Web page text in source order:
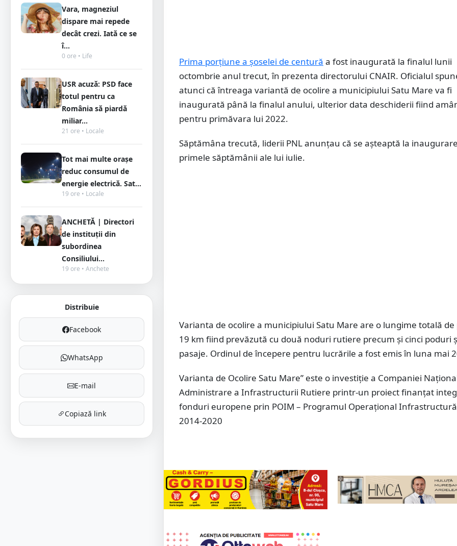
Vara, magneziul
dispare mai repede
decât crezi. Iată ce se
î...
0 ore • Life
USR acuză: PSD face
totul pentru ca
România să piardă
miliar...
21 ore • Locale
Tot mai multe orașe
reduc consumul de
energie electrică. Sat...
19 ore • Locale
ANCHETĂ | Directori
de instituții din
subordinea
Consiliului...
19 ore • Anchete
Distribuie
Facebook
WhatsApp
E-mail
Copiază link
Prima porțiune a șoselei de centură a fost inaugurată la finalul lunii
octombrie anul trecut, în prezenta directorului CNAIR. Oficialul
atunci că întreaga variantă de ocolire a municipiului Satu Mare va fi
inaugurată până la finalul anului, ulterior data deschiderii fiind
pentru primăvara lui 2022.
Săptămâna trecută, liderii PNL anunțau că se așteaptă la
primele săptămânii ale lui iulie.
Varianta de ocolire a municipiului Satu Mare are o lungime totală de
19 km fiind prevăzută cu două noduri rutiere precum și cinci poduri
pasaje. Ordinul de începere pentru lucrările a fost emis în luna mai
Varianta de Ocolire Satu Mare” este o investiție a Companiei
Administrare a Infrastructurii Rutiere printr-un proiect finanțat
fonduri europene prin POIM – Programul Operațional
2014-2020